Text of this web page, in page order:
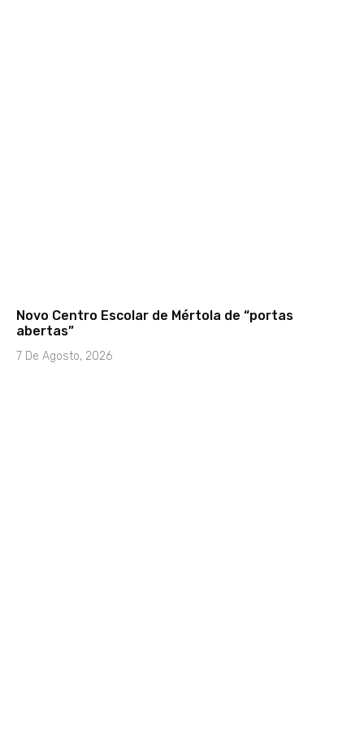
Novo Centro Escolar de Mértola de “portas
abertas”
7 De Agosto, 2026